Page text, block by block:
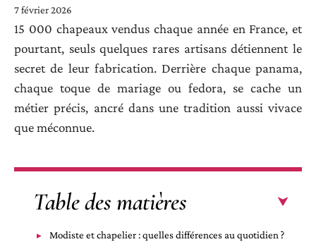
7 février 2026
15 000 chapeaux vendus chaque année en France, et
pourtant, seuls quelques rares artisans détiennent le
secret de leur fabrication. Derrière chaque panama,
chaque toque de mariage ou fedora, se cache un
métier précis, ancré dans une tradition aussi vivace
que méconnue.
Table des matières
Modiste et chapelier : quelles différences au quotidien ?